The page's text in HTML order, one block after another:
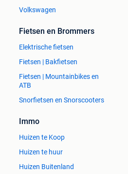
Volkswagen
Fietsen en Brommers
Elektrische fietsen
Fietsen | Bakfietsen
Fietsen | Mountainbikes en
ATB
Snorfietsen en Snorscooters
Immo
Huizen te Koop
Huizen te huur
Huizen Buitenland